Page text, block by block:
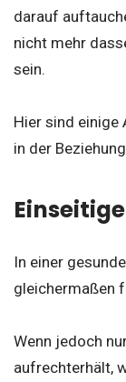
darauf
nicht mehr
sein.
Hier sind einige
in der
In einer
gleichermaßen
Wenn jedoch
aufrechterhält,